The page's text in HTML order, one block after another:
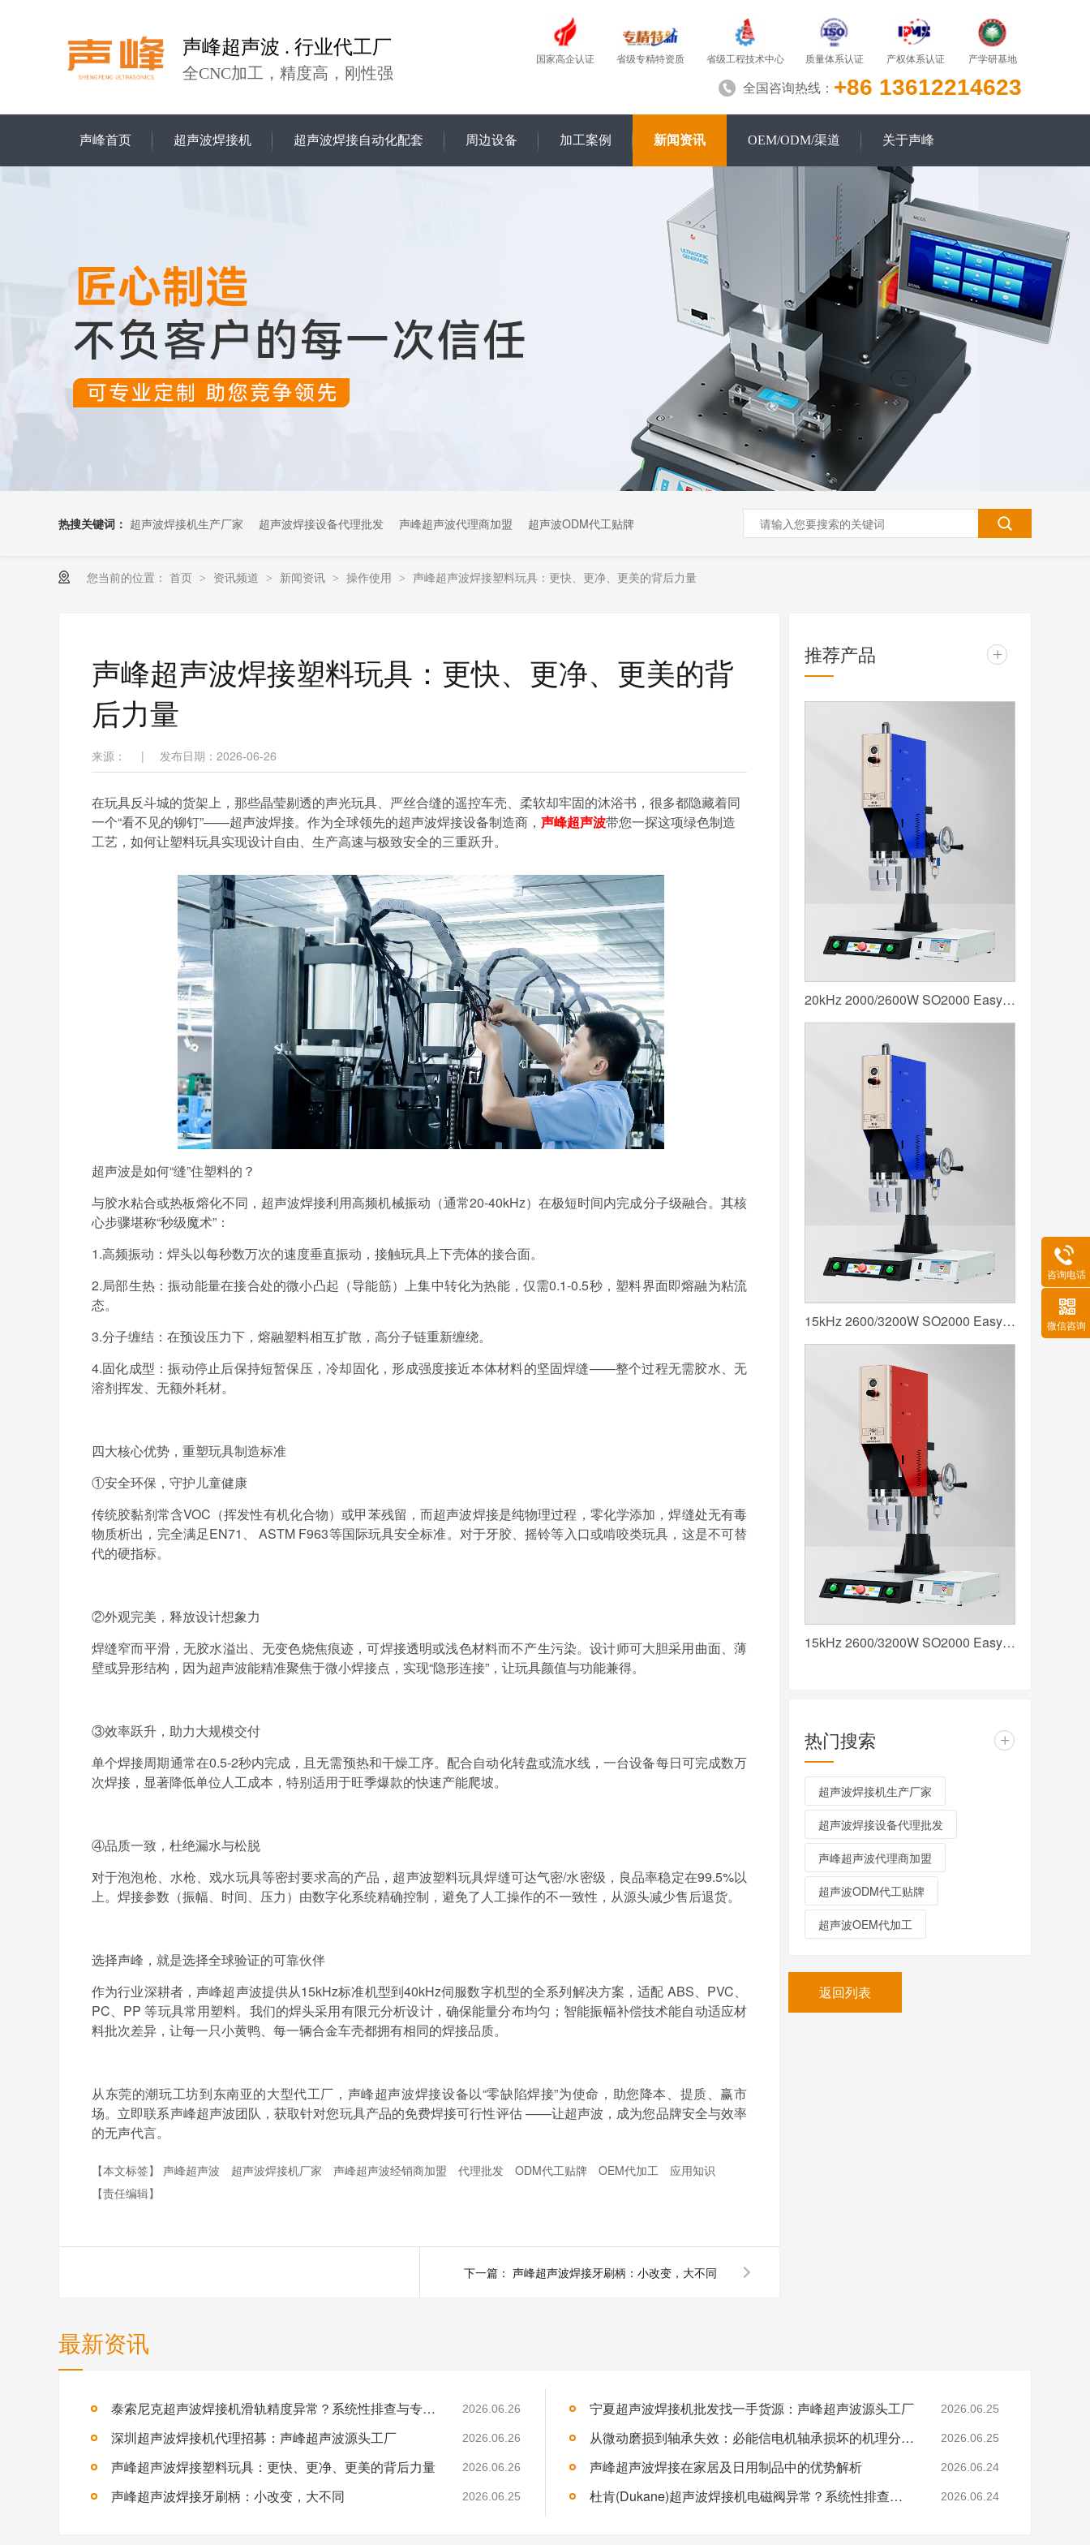
声峰超声波 . 行业代工厂
全CNC加工，精度高，刚性强
国家高企认证 省级专精特资质 省级工程技术中心 质量体系认证 产权体系认证 产学研基地
全国咨询热线： +86 13612214623
声峰首页 超声波焊接机 超声波焊接自动化配套 周边设备 加工案例 新闻资讯 OEM/ODM/渠道 关于声峰
热搜关键词： 超声波焊接机生产厂家 超声波焊接设备代理批发 声峰超声波代理商加盟 超声波ODM代工贴牌
超声波OEM代加工
您当前的位置： 首页 > 资讯频道 > 新闻资讯 > 操作使用 > 声峰超声波焊接塑料玩具：更快、更净、更美的背后力量
声峰超声波焊接塑料玩具：更快、更净、更美的背
后力量
来源： | 发布日期：2026-06-26
在玩具反斗城的货架上，那些晶莹剔透的声光玩具、严丝合缝的遥控车壳、柔软却牢固的沐浴书，很多都隐藏着同
一个“看不见的铆钉”——超声波焊接。作为全球领先的超声波焊接设备制造商， 声峰超声波带您一探这项绿色制造
工艺，如何让塑料玩具实现设计自由、生产高速与极致安全的三重跃升。
超声波是如何“缝”住塑料的？
与胶水粘合或热板熔化不同，超声波焊接利用高频机械振动（通常20-40kHz）在极短时间内完成分子级融合。其核
心步骤堪称“秒级魔术”：
1.高频振动： 焊头以每秒数万次的速度垂直振动，接触玩具上下壳体的接合面。
2.局部生热：振动能量在接合处的微小凸起（导能筋）上集中转化为热能，仅需0.1-0.5秒，塑料界面即熔融为粘流
态。
3.分子缠结： 在预设压力下，熔融塑料相互扩散，高分子链重新缠绕。
4.固化成型：振动停止后保持短暂保压，冷却固化，形成强度接近本体材料的坚固焊缝——整个过程无需胶水、无
溶剂挥发、无额外耗材。
四大核心优势，重塑玩具制造标准
①安全环保，守护儿童健康
传统胶黏剂常含VOC （挥发性有机化合物）或甲苯残留，而超声波焊接是纯物理过程，零化学添加，焊缝处无有毒
物质析出，完全满足EN71 、 ASTM F963等国际玩具安全标准。对于牙胶、摇铃等入口或啃咬类玩具，这是不可替
代的硬指标。
②外观完美，释放设计想象力
焊缝窄而平滑，无胶水溢出、无变色烧焦痕迹，可焊接透明或浅色材料而不产生污染。设计师可大胆采用曲面、薄
壁或异形结构，因为超声波能精准聚焦于微小焊接点，实现“隐形连接”，让玩具颜值与功能兼得。
③效率跃升，助力大规模交付
单个焊接周期通常在0.5-2秒内完成，且无需预热和干燥工序。配合自动化转盘或流水线，一台设备每日可完成数万
次焊接，显著降低单位人工成本，特别适用于旺季爆款的快速产能爬坡。
④品质一致，杜绝漏水与松脱
对于泡泡枪、水枪、戏水玩具等密封要求高的产品，超声波塑料玩具焊缝可达气密/水密级，良品率稳定在99.5%以
上。焊接参数（振幅、时间、压力）由数字化系统精确控制，避免了人工操作的不一致性，从源头减少售后退货。
选择声峰，就是选择全球验证的可靠伙伴
作为行业深耕者，声峰超声波提供从15kHz标准机型到40kHz伺服数字机型的全系列解决方案，适配 ABS、 PVC、
PC、 PP 等玩具常用塑料。我们的焊头采用有限元分析设计，确保能量分布均匀；智能振幅补偿技术能自动适应材
料批次差异，让每一只小黄鸭、每一辆合金车壳都拥有相同的焊接品质。
从东莞的潮玩工坊到东南亚的大型代工厂，声峰超声波焊接设备以“零缺陷焊接”为使命，助您降本、提质、赢市
场。立即联系声峰超声波团队，获取针对您玩具产品的免费焊接可行性评估——让超声波，成为您品牌安全与效率
的无声代言。
【本文标签】 声峰超声波 超声波焊接机厂家 声峰超声波经销商加盟 代理批发 ODM代工贴牌 OEM代加工
应用知识
【责任编辑】
下一篇： 声峰超声波焊接牙刷柄：小改变，大不同
推荐产品 +
20kHz 2000/2600W SO2000 Easy 声峰超声波焊接机 数字 圆立柱 蓝
15kHz 2600/3200W SO2000 Easy 声峰超声波焊接机 数字 圆立柱 蓝色
15kHz 2600/3200W SO2000 Easy 声峰超声波焊接机 数字 圆立柱 红
热门搜索 +
超声波焊接机生产厂家
超声波焊接设备代理批发
声峰超声波代理商加盟
超声波ODM代工贴牌
超声波OEM代加工
返回列表
最新资讯
泰索尼克超声波焊接机滑轨精度异常？系统性排查与专业解决方案 2026.06.26
深圳超声波焊接机代理招募：声峰超声波源头工厂 2026.06.26
声峰超声波焊接塑料玩具：更快、更净、更美的背后力量 2026.06.26
声峰超声波焊接牙刷柄：小改变，大不同 2026.06.25
宁夏超声波焊接机批发找一手货源：声峰超声波源头工厂 2026.06.25
从微动磨损到轴承失效：必能信电机轴承损坏的机理分析与专业修复 2026.06.25
声峰超声波焊接在家居及日用制品中的优势解析 2026.06.24
杜肯(Dukane)超声波焊接机电磁阀异常？系统性排查与专业解决方案 2026.06.24
咨询电话
微信咨询